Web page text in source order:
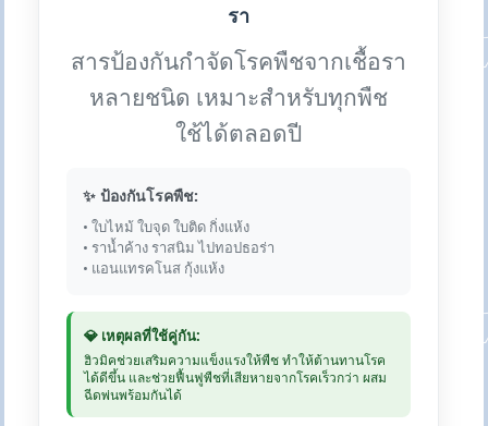
รา
สารป้องกันกำจัดโรคพืชจากเชื้อรา
หลายชนิด เหมาะสำหรับทุกพืช
ใช้ได้ตลอดปี
✨ ป้องกันโรคพืช:
• ใบไหม้ ใบจุด ใบติด กิ่งแห้ง
• ราน้ำค้าง ราสนิม ไปทอปธอร่า
• แอนแทรคโนส กุ้งแห้ง
💎 เหตุผลที่ใช้คู่กัน:
ฮิวมิคช่วยเสริมความแข็งแรงให้พืช ทำให้ต้านทานโรค
ได้ดีขึ้น และช่วยฟื้นฟูพืชที่เสียหายจากโรคเร็วกว่า ผสม
ฉีดพ่นพร้อมกันได้